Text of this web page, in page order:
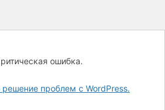
ошибка.
проблем с WordPress.